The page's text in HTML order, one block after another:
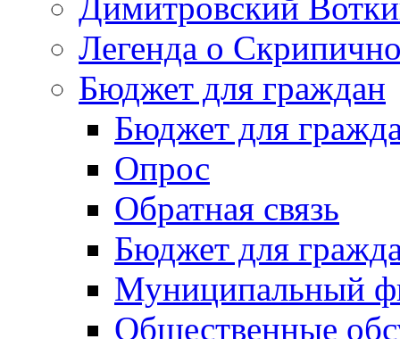
Легенда о
Бюджет для граждан
Бюджет для
Опрос
Обратная связь
Бюджет для
Муниципальный
Общественные